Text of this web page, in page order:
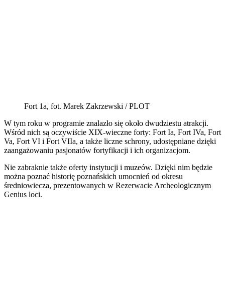
Fort 1a, fot. Marek Zakrzewski / PLOT
W tym roku w programie znalazło się około dwudziestu atrakcji.
Wśród nich są oczywiście XIX-wieczne forty: Fort Ia, Fort IVa, Fort
Va, Fort VI i Fort VIIa, a także liczne schrony, udostępniane dzięki
zaangażowaniu pasjonatów fortyfikacji i ich organizacjom.
Nie zabraknie także oferty instytucji i muzeów. Dzięki nim będzie
można poznać historię poznańskich umocnień od okresu
średniowiecza, prezentowanych w Rezerwacie Archeologicznym
Genius loci.